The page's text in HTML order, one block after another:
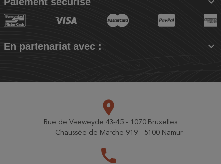
En partenariat avec : 
place
Rue de Veeweyde 43-45 - 1070 Bruxelles
Chaussée de Marche 919 - 5100 Namur
call